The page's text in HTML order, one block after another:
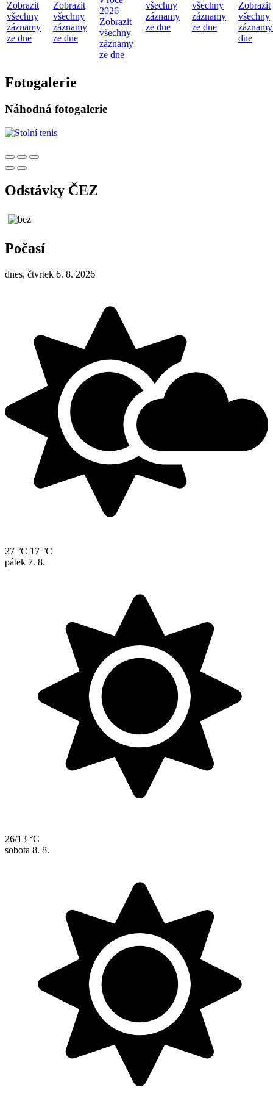
Zobrazit
všechny
záznamy
ze dne
Zobrazit
všechny
záznamy
ze dne
2026
Zobrazit
všechny
záznamy
ze dne
všechny
záznamy
ze dne
všechny
záznamy
ze dne
Zobrazit
všechny
dne
Fotogalerie
Náhodná fotogalerie
Odstávky ČEZ
Počasí
dnes, čtvrtek 6. 8. 2026
27 °C 17 °C
pátek 7. 8.
26/13 °C
sobota 8. 8.